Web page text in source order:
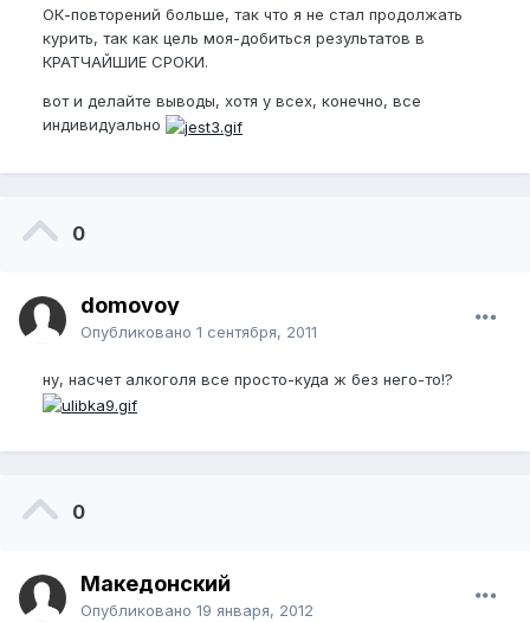
ОК-повторений больше, так что я не стал продолжать
курить, так как цель моя-добиться результатов в
КРАТЧАЙШИЕ СРОКИ.
вот и делайте выводы, хотя у всех, конечно, все
индивидуально
0
domovoy
Опубликовано 1 сентября, 2011
ну, насчет алкоголя все просто-куда ж без него-то!?
0
Македонский
Опубликовано 19 января, 2012